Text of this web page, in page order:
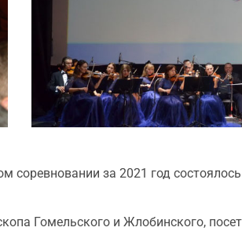
соревновании за 2021 год
Гомельского и Жлобинского,